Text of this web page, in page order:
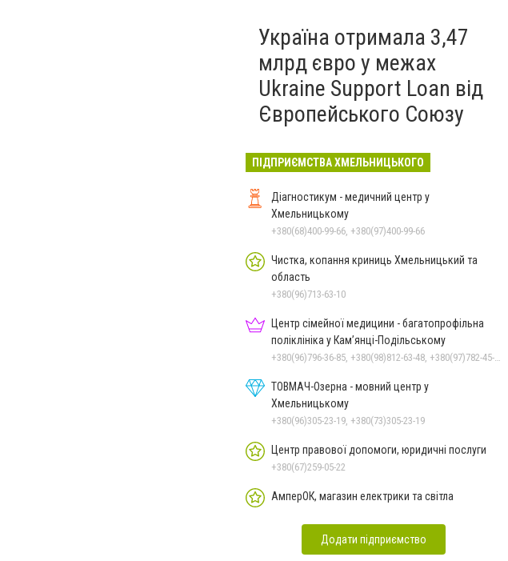
Україна отримала 3,47
млрд євро у межах
Ukraine Support Loan від
Європейського Союзу
ПІДПРИЄМСТВА ХМЕЛЬНИЦЬКОГО
Діагностикум - медичний центр у
Хмельницькому
+380(68)400-99-66, +380(97)400-99-66
Чистка, копання криниць Хмельницький та
область
+380(96)713-63-10
Центр сімейної медицини - багатопрофільна
поліклініка у Кам’янці-Подільському
+380(96)796-36-85, +380(98)812-63-48, +380(97)782-45-70
ТОВМАЧ-Озерна - мовний центр у
Хмельницькому
+380(96)305-23-19, +380(73)305-23-19
Центр правової допомоги, юридичні послуги
+380(67)259-05-22
АмперОК, магазин електрики та світла
Додати підприємство